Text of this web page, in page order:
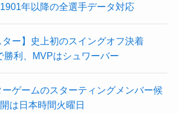
年以降の全選手データ対応
ター】史上初のスイングオフ決着
勝利、MVPはシュワーバー
ゲームのスターティングメンバー候
は日本時間火曜日